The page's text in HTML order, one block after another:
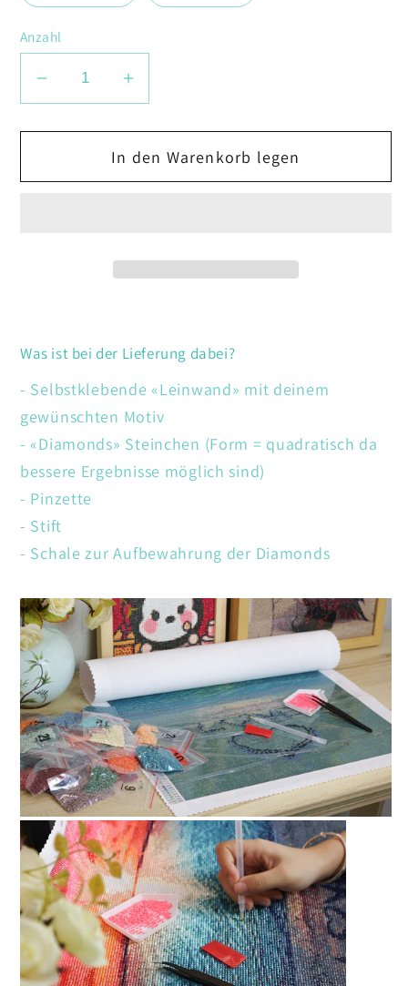
Anzahl
Verringere
Menge
Löwe
Erhöhe
Menge
für
Löwe
In den Warenkorb legen
Was ist bei der Lieferung dabei?
- Selbstklebende «Leinwand» mit deinem
gewünschten Motiv
- «Diamonds» Steinchen (Form = quadratisch da
bessere Ergebnisse möglich sind)
- Pinzette
- Stift
- Schale zur Aufbewahrung der Diamonds